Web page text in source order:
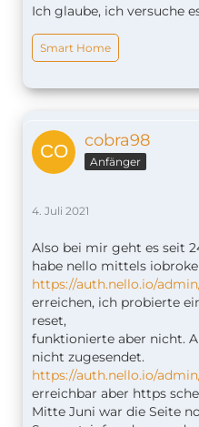
Ich glaube, ich versuche
Smart Home
cobra98
Anfänger
4. Juli 2021
Also bei mir geht es seit
habe nello mittels
https://auth.nello.io/
erreichen, ich probierte
reset,
funktionierte aber nicht.
nicht zugesendet.
https://auth.nello.io/
erreichbar aber https
Mitte Juni war die Seite